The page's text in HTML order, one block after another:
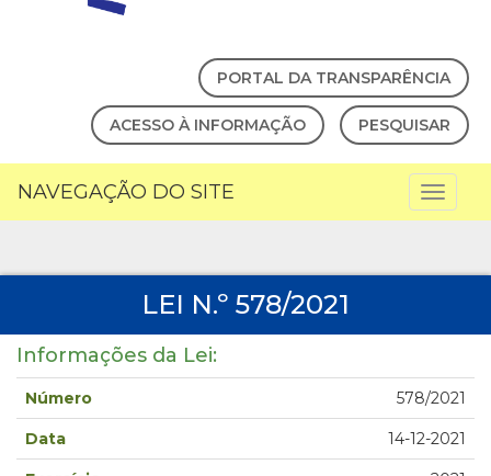
PORTAL DA TRANSPARÊNCIA
ACESSO À INFORMAÇÃO PESQUISAR
NAVEGAÇÃO DO SITE
LEI N.º 578/2021
Informações da Lei:
Número 578/2021
Data 14-12-2021